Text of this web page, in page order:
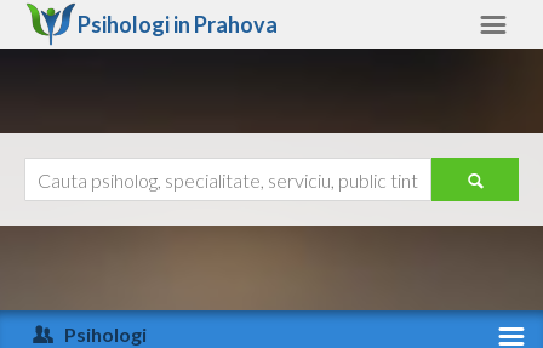
Psihologi in Prahova
Arad
Ajutor
Psihologi